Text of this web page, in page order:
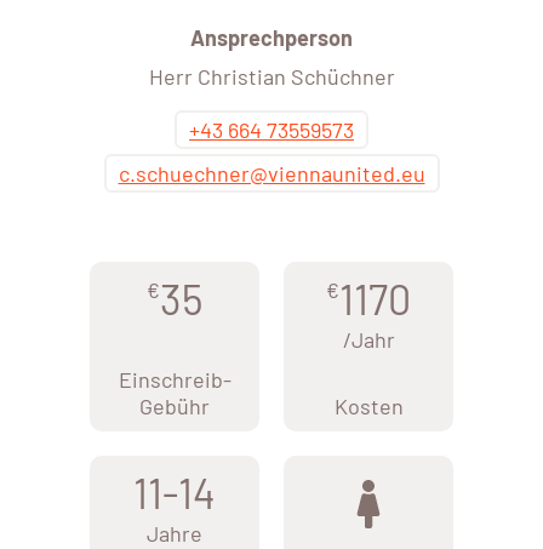
Ansprechperson
Herr Christian Schüchner
+43 664 73559573
c.schuechner@viennaunited.eu
€35
Einschreib-
Gebühr
€1170
/Jahr
Kosten
11-14
Jahre